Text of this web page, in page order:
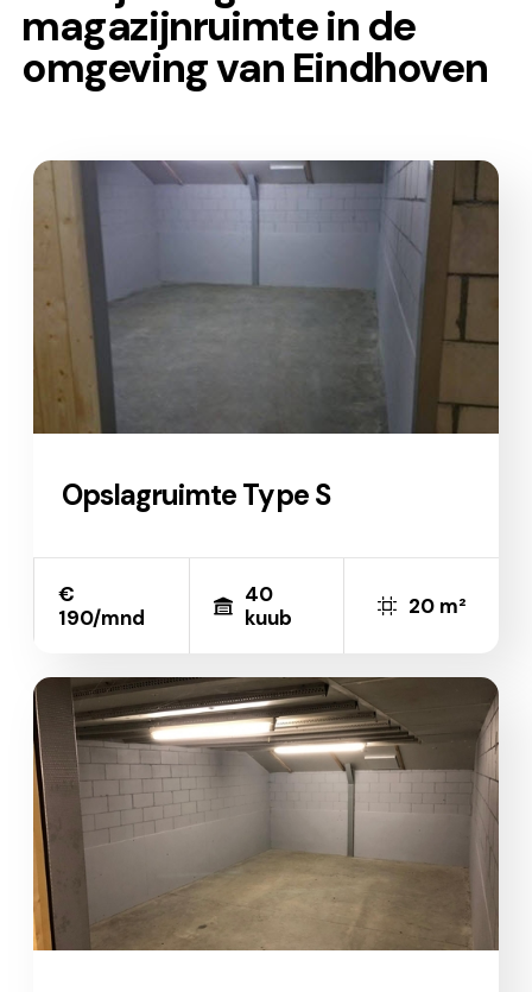
magazijnruimte in de
omgeving van Eindhoven
Opslagruimte Type S
€
190/mnd
40
kuub
20 m²